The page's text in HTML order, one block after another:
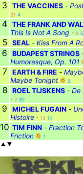
3 THE VACCINES -
21 4
4 THE FRANK AND
This Is Not A Song · 9 5
5 SEAL - Kiss From A
6 BUDAPEST STRINGS
Humoresque, Op. 101
7 EARTH & FIRE -
Maybe Tonight
5
8 ROEL TIJSKENS - De
· 2 82
9 MICHEL FUGAIN -
Histoire · 13 14
10 TIM FINN - Fraction
Friction
1